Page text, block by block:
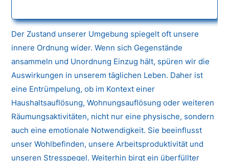
Der Zustand unserer Umgebung spiegelt oft unsere
innere Ordnung wider. Wenn sich Gegenstände
ansammeln und Unordnung Einzug hält, spüren wir die
Auswirkungen in unserem täglichen Leben. Daher ist
eine Entrümpelung, ob im Kontext einer
Haushaltsauflösung, Wohnungsauflösung oder weiteren
Räumungsaktivitäten, nicht nur eine physische, sondern
auch eine emotionale Notwendigkeit. Sie beeinflusst
unser Wohlbefinden, unsere Arbeitsproduktivität und
unseren Stresspegel. Weiterhin birgt ein überfüllter